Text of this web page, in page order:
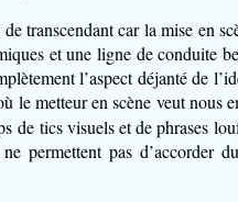
transcendant car la mise en
et une ligne de conduite
l’aspect déjanté de
le metteur en scène veut nous
de tics visuels et de phrases
permettent pas d’accorder